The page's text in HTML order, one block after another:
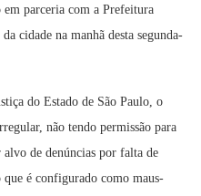
parceria com a Prefeitura
cidade na manhã desta segunda-
do Estado de São Paulo, o
não tendo permissão para
alvo de denúncias por falta de
que é configurado como maus-